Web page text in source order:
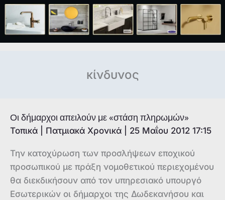
κίνδυνος
Οι δήμαρχοι απειλούν με «στάση πληρωμών»
Τοπικά Πατμιακά Χρονικά 25 Μαΐου 2012 17:15
Την κατοχύρωση των προσλήψεων εποχικού
προσωπικού με πράξη νομοθετικού περιεχομένου
θα διεκδικήσουν από τον υπηρεσιακό υπουργό
Εσωτερικών οι δήμαρχοι της Δωδεκανήσου και